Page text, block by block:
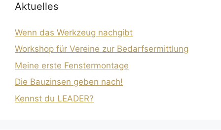
Aktuelles
Wenn das Werkzeug nachgibt
Workshop für Vereine zur Bedarfsermittlung
Meine erste Fenstermontage
Die Bauzinsen geben nach!
Kennst du LEADER?